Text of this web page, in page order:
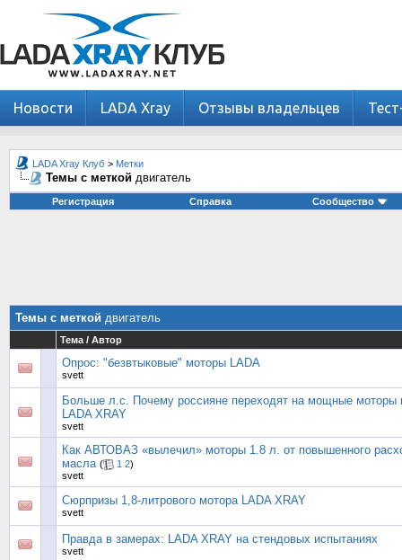
Новости LADA Xray Отзывы владельцев
LADA Xray Клуб > Метки
Темы с меткой двигатель
Регистрация Справка Сообщество
Темы с меткой двигатель
Тема / Автор
Опрос: "безвтыковые" моторы LADA
svett
Больше л.с. Почему россияне переходят на мощные моторы
LADA XRAY
svett
Как АВТОВАЗ «вылечил» моторы 1.8 л. от повышенного
масла ( 1 2)
svett
Сюрпризы 1,8-литрового мотора LADA XRAY
svett
Правда в замерах: LADA XRAY на стендовых испытаниях
svett